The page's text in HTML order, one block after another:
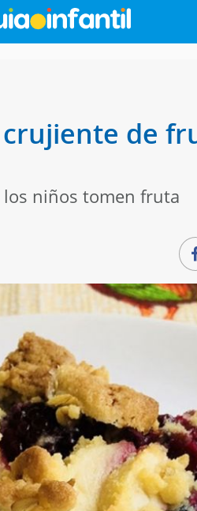
de
los niños tomen fruta